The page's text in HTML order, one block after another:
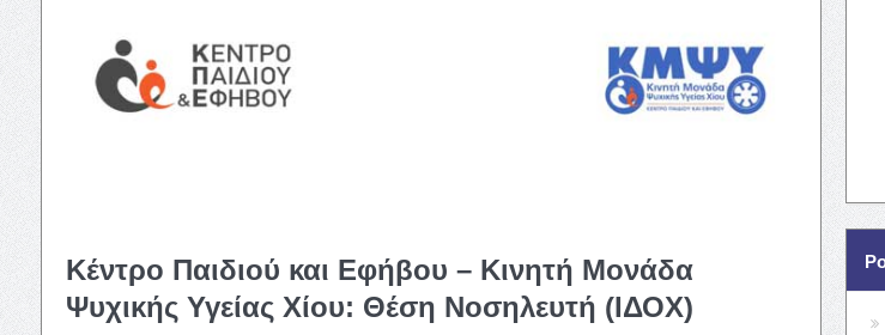
Κέντρο Παιδιού και Εφήβου – Κινητή Μονάδα
Ψυχικής Υγείας Χίου: Θέση Νοσηλευτή (ΙΔΟΧ)